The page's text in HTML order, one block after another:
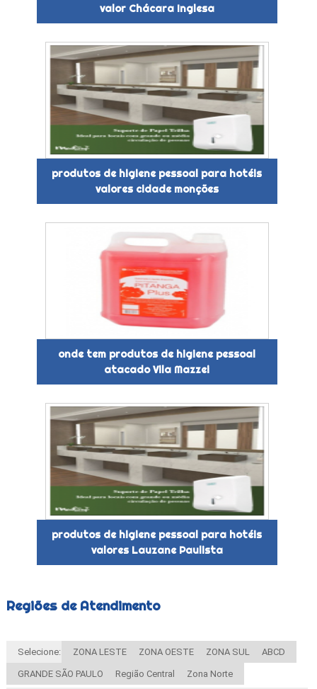
valor Chácara Inglesa
produtos de higiene pessoal para hotéis
valores cidade monções
onde tem produtos de higiene pessoal
atacado Vila Mazzei
produtos de higiene pessoal para hotéis
valores Lauzane Paulista
Regiões de Atendimento
Selecione: ZONA LESTE ZONA OESTE ZONA SUL ABCD
GRANDE SÃO PAULO Região Central Zona Norte